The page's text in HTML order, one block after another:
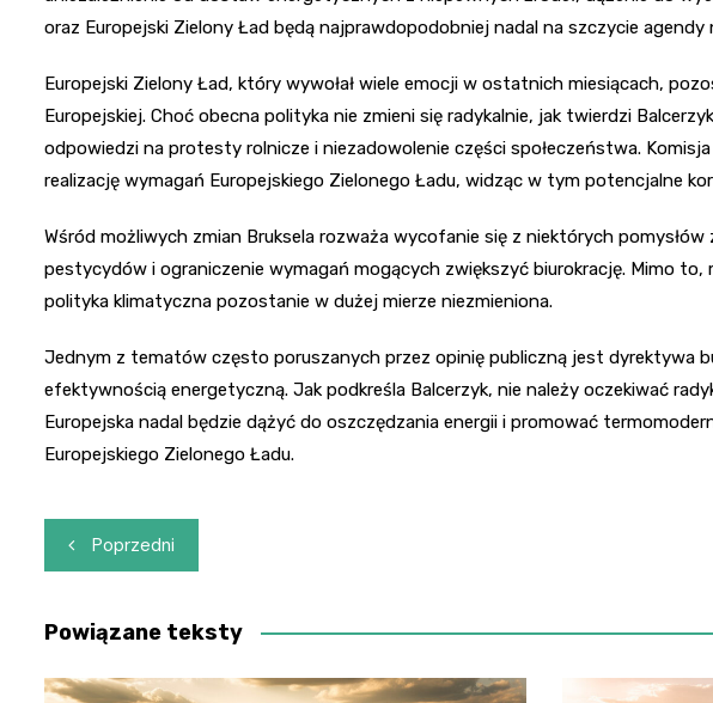
oraz Europejski Zielony Ład będą najprawdopodobniej nadal na szczycie agendy
Europejski Zielony Ład, który wywołał wiele emocji w ostatnich miesiącach,
Europejskiej. Choć obecna polityka nie zmieni się radykalnie, jak twierdzi
odpowiedzi na protesty rolnicze i niezadowolenie części społeczeństwa.
realizację wymagań Europejskiego Zielonego Ładu, widząc w tym potencjalne
Wśród możliwych zmian Bruksela rozważa wycofanie się z niektórych
pestycydów i ograniczenie wymagań mogących zwiększyć biurokrację. Mimo to,
polityka klimatyczna pozostanie w dużej mierze niezmieniona.
Jednym z tematów często poruszanych przez opinię publiczną jest dyrektywa
efektywnością energetyczną. Jak podkreśla Balcerzyk, nie należy oczekiwać
Europejska nadal będzie dążyć do oszczędzania energii i promować
Europejskiego Zielonego Ładu.
Nawigacja
wpisu
Poprzedni
Powiązane teksty